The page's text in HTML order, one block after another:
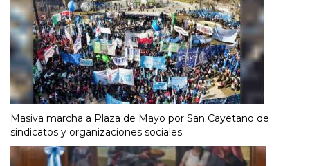
Masiva marcha a Plaza de Mayo por San Cayetano de
sindicatos y organizaciones sociales